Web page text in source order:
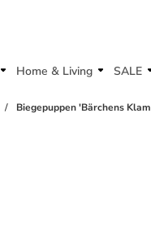
Home & Living SALE
Biegepuppen 'Bärchens